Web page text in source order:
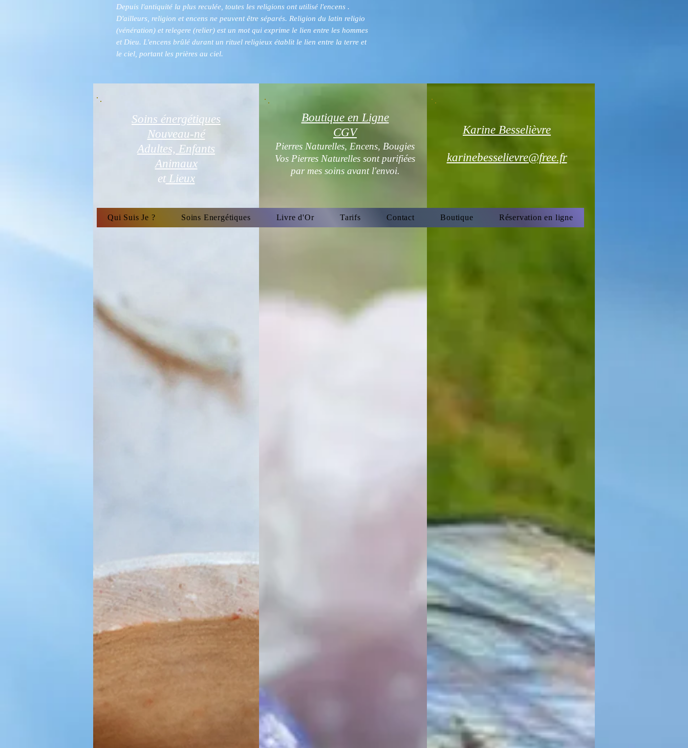
Depuis l'antiquité la plus reculée, toutes les religions ont utilisé l'encens .
D'ailleurs, religion et encens ne peuvent être séparés. Religion du latin religio
(vénération) et relegere (relier) est un mot qui exprime le lien entre les hommes
et Dieu. L'encens brûlé durant un rituel religieux établit le lien entre la terre et
le ciel, portant les prières au ciel.
Soins énergétiques
Nouveau-né
Adultes, Enfants
Animaux
etLieux
Boutique en Ligne
CGV
Pierres Naturelles, Encens, Bougies
Vos Pierres Naturelles sont purifiées
par mes soins avant l'envoi.
Karine Besselièvre
karinebesselievre@free.fr
Qui Suis Je ? Soins Energétiques Livre d'Or Tarifs Contact Boutique Réservation en ligne